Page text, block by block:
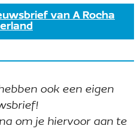
van A Rocha
ook een eigen
om je hiervoor aan te